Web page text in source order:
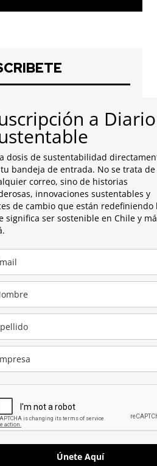
a Diario
dosis de sustentabilidad
bandeja de entrada. No se trata de
correo, sino de historias
innovaciones sustentables y
de cambio que están redefiniendo
significa ser sostenible en Chile y
Únete Aquí